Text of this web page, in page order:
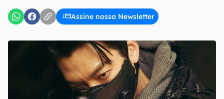
Assine nossa Newsletter
Confirmo que li, aceito e concordo com os Termos de
Uso e Política de Privacidade do Canaltech.